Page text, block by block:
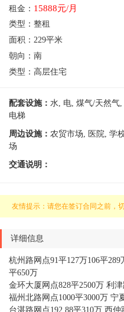
租金： 15888元/月
类型： 整租
面积： 229平米
朝向： 南
类型： 高层住宅
配套设施： 水, 电, 煤气/天然气
电梯
周边设施： 农贸市场, 医院, 学
场
交通说明：
友情提示：请您在签订合同之前，
详细信息
杭州路网点91平127万106平289
平650万
金环大厦网点828平2500万 利
福州北路网点1000平3000万 宁
台湛路网点192.88平310万 西仲